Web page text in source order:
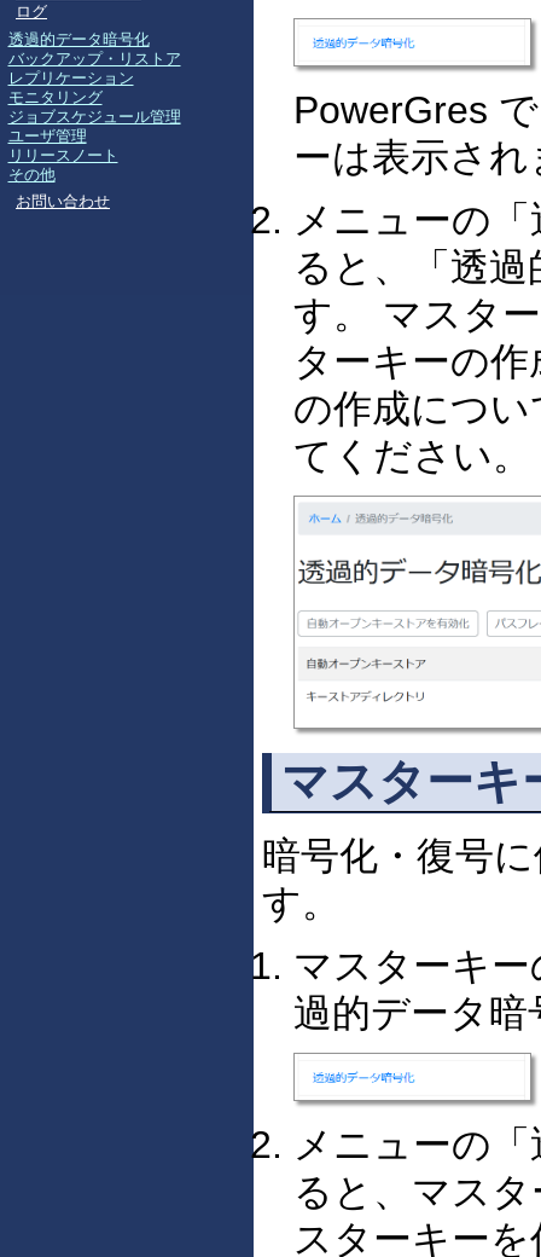
PowerGres
ーは表示さ
メニューの
ると、「透
す。 マスタ
ターキーの
の作成につ
てください。
マスターキ
暗号化・復号
す。
マスターキ
過的データ
メニューの
ると、マス
スターキー